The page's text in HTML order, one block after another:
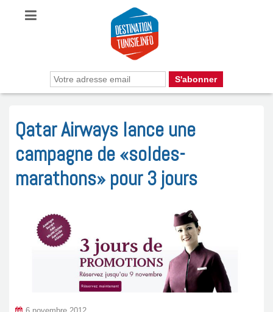
Qatar Airways lance une
campagne de «soldes-
marathons» pour 3 jours